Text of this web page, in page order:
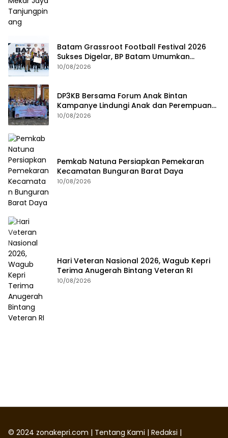
Batam Grassroot Football Festival 2026
Sukses Digelar, BP Batam Umumkan
Pemenang
10/08/2026
DP3KB Bersama Forum Anak Bintan
Kampanye Lindungi Anak dan Perempuan
dari Kekerasan
10/08/2026
Pemkab Natuna Persiapkan Pemekaran
Kecamatan Bunguran Barat Daya
10/08/2026
Hari Veteran Nasional 2026, Wagub Kepri
Terima Anugerah Bintang Veteran RI
10/08/2026
© 2024 zonakepri.com | Tentang Kami | Redaksi |